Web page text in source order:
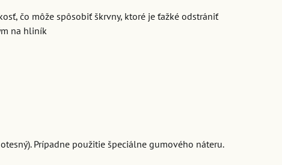
čo môže spôsobiť škrvny, ktoré je ťažké odstrániť
na hliník
Prípadne použitie špeciálne gumového náteru.